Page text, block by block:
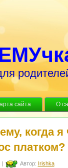
сайта О
когда
платком?
| Автор: Irishka